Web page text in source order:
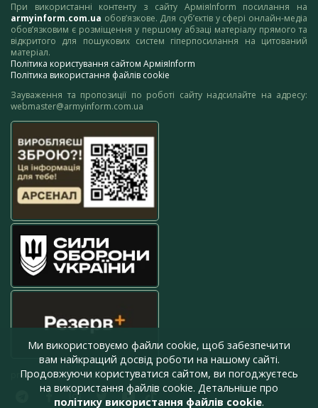
При використанні контенту з сайту АрміяInform посилання на
armyinform.com.ua обов’язкове. Для суб’єктів у сфері онлайн-медіа
обов’язковим є розміщення у першому абзаці матеріалу прямого та
відкритого для пошукових систем гіперпосилання на цитований
матеріал.
Політика користування сайтом АрміяInform
Політика використання файлів cookie
Зауваження та пропозиції по роботі сайту надсилайте на адресу:
webmaster@armyinform.com.ua
press@armyinform.com.ua
Ми використовуємо файли cookie, щоб забезпечити
вам найкращий досвід роботи на нашому сайті.
Продовжуючи користуватися сайтом, ви погоджуєтесь
на використання файлів cookie. Детальніше про
політику використання файлів cookie.